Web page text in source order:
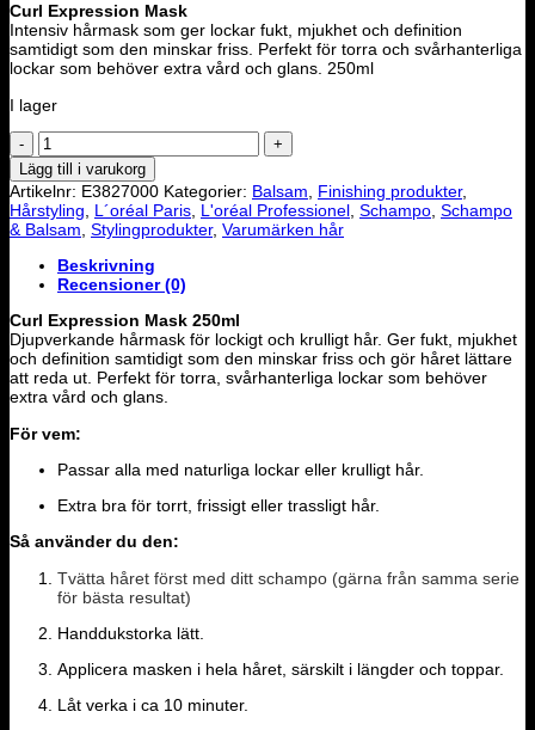
priset
var:
439.00 kr.
priset
är:
349.00 kr.
Curl Expression Mask
Intensiv hårmask som ger lockar fukt, mjukhet och definition
samtidigt som den minskar friss. Perfekt för torra och svårhanterliga
lockar som behöver extra vård och glans. 250ml
I lager
L'Oréal
Paris
-
Curl
Expression
Mask
Lägg till i varukorg
Artikelnr: E3827000 Kategorier: Balsam Finishing produkter,
Hårstyling
L´oréal Paris L'oréal Professionel Schampo Schampo
& Balsam Stylingprodukter, Varumärken hår
Beskrivning
Recensioner (0)
Curl Expression Mask 250ml
Djupverkande hårmask för lockigt och krulligt hår. Ger fukt, mjukhet
och definition samtidigt som den minskar friss och gör håret lättare
att reda ut. Perfekt för torra, svårhanterliga lockar som behöver
extra vård och glans.
För vem:
Passar alla med naturliga lockar eller krulligt hår.
Extra bra för torrt, frissigt eller trassligt hår.
Så använder du den:
Tvätta håret först med ditt schampo (gärna från samma serie
för bästa resultat)
Handdukstorka lätt.
Applicera masken i hela håret, särskilt i längder och toppar.
Låt verka i ca 10 minuter.